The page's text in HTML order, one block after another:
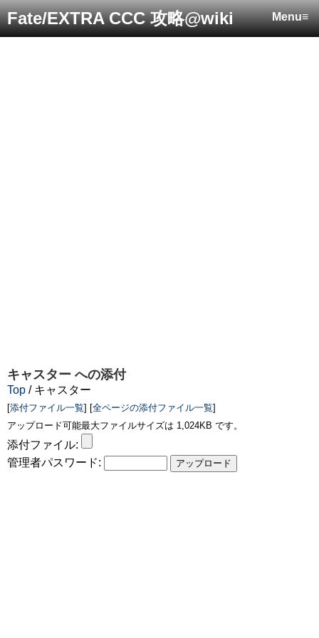
Menu≡
Fate/EXTRA CCC 攻略@wiki
キャスター への添付
Top / キャスター
[添付ファイル一覧] [全ページの添付ファイル一覧]
アップロード可能最大ファイルサイズは 1,024KB です。
添付ファイル:
管理者パスワード: